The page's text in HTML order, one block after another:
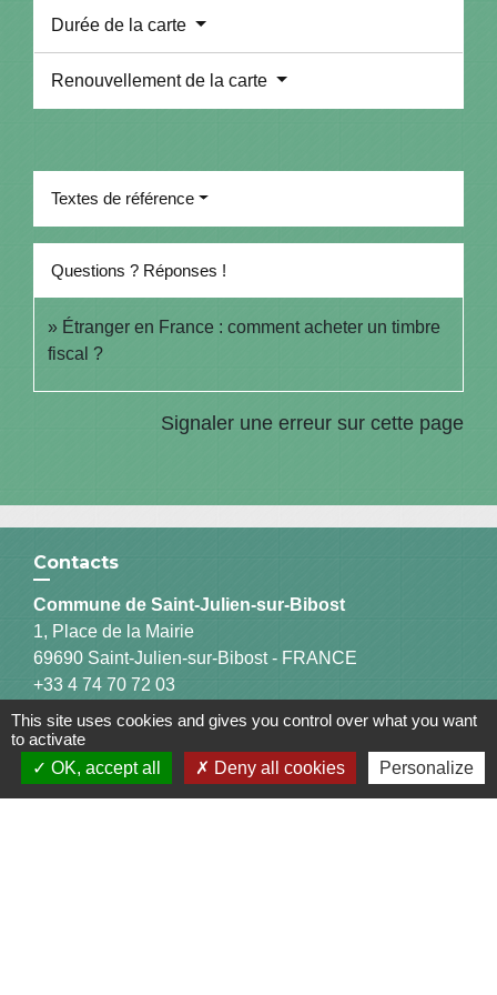
Durée de la carte
Renouvellement de la carte
Textes de référence
Questions ? Réponses !
Étranger en France : comment acheter un timbre
fiscal ?
Signaler une erreur sur cette page
Contacts
Commune de Saint-Julien-sur-Bibost
1, Place de la Mairie
69690 Saint-Julien-sur-Bibost - FRANCE
+33 4 74 70 72 03
This site uses cookies and gives you control over what you want
to activate
OK, accept all
Deny all cookies Personalize